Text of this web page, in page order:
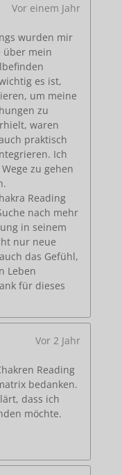
Vor einem Jahr
wurden mir
über mein
es ist,
um meine
zu
waren
praktisch
Ich
zu gehen
Reading
nach mehr
in seinem
nur neue
das Gefühl,
Leben
für dieses
Vor 2 Jahr
Reading
bedanken.
dass ich
möchte.